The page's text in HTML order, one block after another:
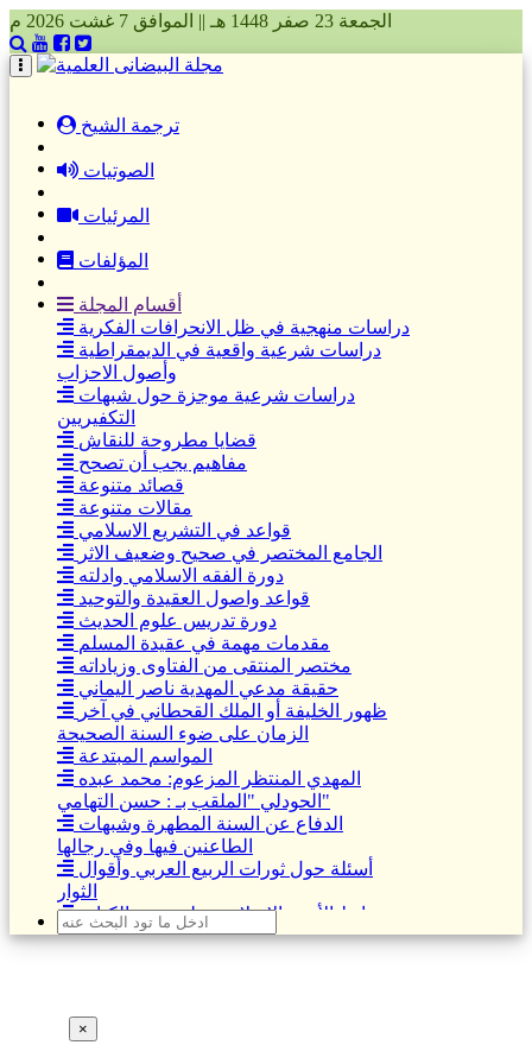
الجمعة 23 صفر 1448 هـ || الموافق 7 غشت 2026 م
ترجمة الشيخ(current)
الصوتيات
المرئيات
المؤلفات
أقسام المجلة
دراسات منهجية في ظل الانحرافات الفكرية
وأصول الاحزاب
التكفيريين
قضايا مطروحة للنقاش
مفاهيم يجب أن تصحح
قصائد متنوعة
مقالات متنوعة
قواعد في التشريع الاسلامي
الجامع المختصر في صحيح وضعيف الاثر
دورة الفقه الاسلامي وادلته
قواعد واصول العقيدة والتوحيد
دورة تدريس علوم الحديث
مقدمات مهمة في عقيدة المسلم
مختصر المنتقى من الفتاوى وزياداته
حقيقة مدعي المهدية ناصر اليماني
الزمان على ضوء السنة الصحيحة
المواسم المبتدعة
الحودلي "الملقب بـ : حسن التهامي"
الطاعنين فيها وفي رجالها
الثوار
روابط الأخوة الإسلامية على ضوء الكتاب
والسنة وربطها بواقع الأمة
والجماعة" وما يدور حولها من شبهات
×